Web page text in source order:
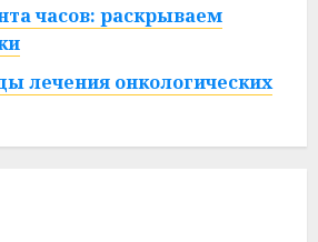
часов: раскрываем
лечения онкологических